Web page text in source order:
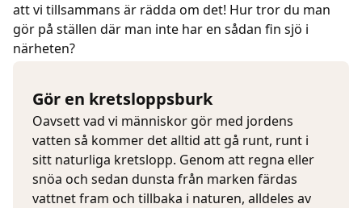
att vi tillsammans är rädda om det! Hur tror du man
gör på ställen där man inte har en sådan fin sjö i
närheten?
Gör en kretsloppsburk
Oavsett vad vi människor gör med jordens
vatten så kommer det alltid att gå runt, runt i
sitt naturliga kretslopp. Genom att regna eller
snöa och sedan dunsta från marken färdas
vattnet fram och tillbaka i naturen, alldeles av